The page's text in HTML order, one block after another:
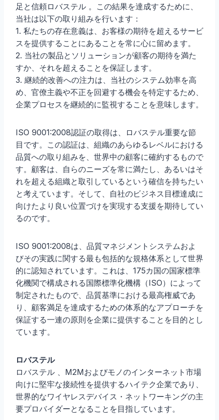
足と信頼ロバステル 。この結果を達成するために、
当社は以下の取り組みを行います：
1. 私たちの存在意義は、お客様の期待を超えるサービ
スを提供することにあることを常に心に留めます。
2. 当社の製品とソリューションが顧客の期待を満た
すか、それを超えることを保証します。
3. 継続的改善への注力は、当社のシステム効率を高
め、官僚主義や不正を回避する機会を特定するため、
企業プロセスを継続的に監視することを意味します。
ISO 9001:2008認証の取得は、ロバステル重要な節
目です。この認証は、組織のあらゆるレベルにおける
品質への取り組みを、世界中の顧客に確約するもので
す。顧客は、自らのニーズを常に満たし、あるいはそ
れを超える組織と取引しているという確信を持ちたい
と考えています。そして、自社のビジネス目標達成に
向けたより良い位置づけを実現する支援を期待してい
るのです。
ISO 9001:2008は、品質マネジメントシステムおよ
びその実践に関する最も包括的な規格体系として世界
的に認知されています。これは、175カ国の国家標準
化機関で構成される国際標準化機構（ISO）によって
制定されたもので、品質基準における最高権威であ
り、顧客満足を達成するための体系的なアプローチを
保証する一連の原則を企業に提供することを目的とし
ています。
ロバステル
ロバステル 、M2Mおよびモノのインターネット市場
向けに堅牢な接続性を提供するハイテク企業であり、
世界的なワイヤレスデバイス・ネットワーキングの主
要プロバイダーとなることを目指しています。